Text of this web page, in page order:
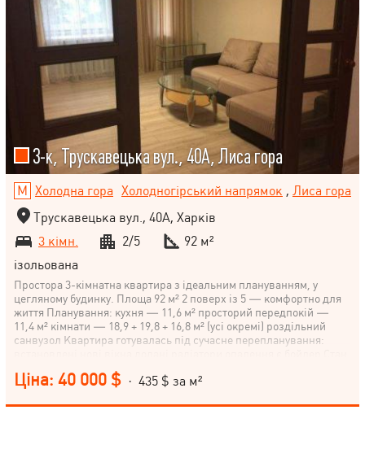
3-к, Трускавецька вул., 40А, Лиса гора
Холодна гора Холодногірський напрямок , Лиса гора
Трускавецька вул., 40А, Харків
3 кімн.
2/5
92 м²
ізольована
Простора 3-кімнатна квартира з ідеальним плануванням, у
цегляному будинку. Площа 92 м² 2 поверх із 5 — комфортно для
життя Планування: кухня — 11,6 м² просторий передпокій —
11,4 м² кімнати — 18,9 + 19,8 + 16,8 м² (усі окремі) роздільний
санвузол Квартира готувалась під сучасне перепланування:
повністю під себе без переплати за чужий дизайн. Тихий
Ціна: 40 000 $ · 435 $ за м²